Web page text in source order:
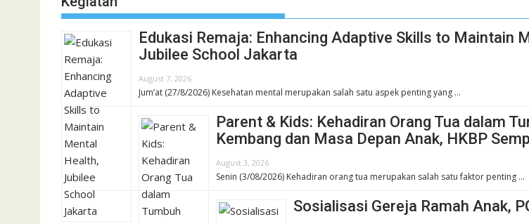
Edukasi Remaja: Enhancing Adaptive Skills to Maintain
Jubilee School Jakarta
August 7, 2026
Jum’at (27/8/2026) Kesehatan mental merupakan salah satu aspek penting yang …
Parent & Kids: Kehadiran Orang Tua dalam
Kembang dan Masa Depan Anak, HKBP
August 3, 2026
Senin (3/08/2026) Kehadiran orang tua merupakan salah satu faktor penting …
Sosialisasi Gereja Ramah Anak,